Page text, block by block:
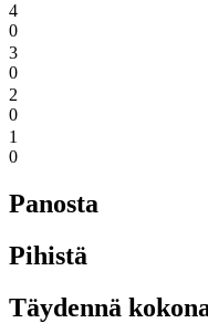
4
0
3
0
2
0
1
0
Panosta
Pihistä
Täydennä